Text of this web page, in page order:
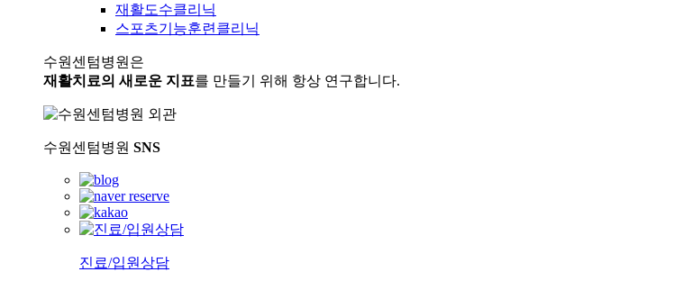
재활도수클리닉
스포츠기능훈련클리닉
수원센텀병원은
재활치료의 새로운 지표를 만들기 위해 항상 연구합니다.
수원센텀병원 SNS
진료/입원상담